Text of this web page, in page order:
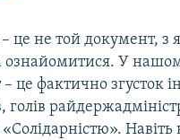
це не той документ, з
ознайомитися. У
це фактично згусток
Навіть